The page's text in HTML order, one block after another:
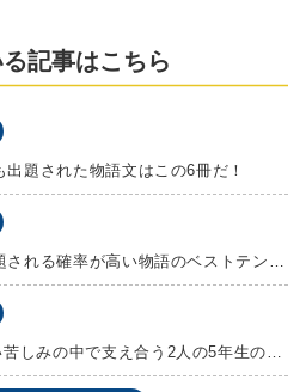
記事はこちら
題された物語文はこの6冊だ！